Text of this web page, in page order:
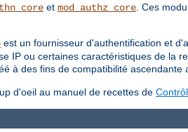
et mod_authz_core . Ces
est un fournisseur d'authentification et
IP ou certaines caractéristiques de la
à des fins de compatibilité ascendante
d'oeil au manuel de recettes de